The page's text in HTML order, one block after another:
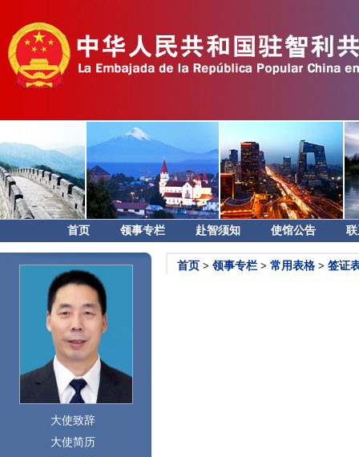
首页 领事专栏 赴智须知 使馆公告
大使致辞
大使简历
首页 > 领事专栏 > 常用表格 > 签证